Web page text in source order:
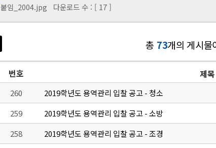
붙임_2004.jpg 다운로드 수 : [ 17 ]
총 73개의 게시물
번호 제목
260 2019학년도 용역관리 입찰 공고 - 청소
259
2019학년도 용역관리 입찰 공고 - 소방
258
2019학년도 용역관리 입찰 공고 - 조경